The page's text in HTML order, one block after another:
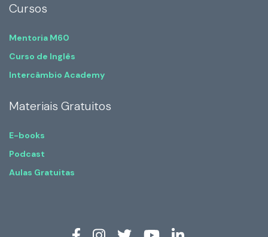
Cursos
Mentoria M60
Curso de Inglês
Intercâmbio Academy
Materiais Gratuitos
E-books
Podcast
Aulas Gratuitas